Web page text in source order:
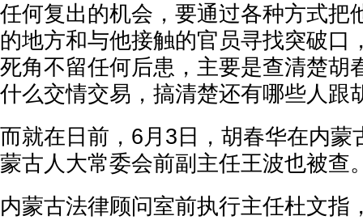
任何复出的机会，要通过各种方式把
的地方和与他接触的官员寻找突破口
死角不留任何后患，主要是查清楚胡
什么交情交易，搞清楚还有哪些人跟
而就在日前，6月3日，胡春华在内蒙
蒙古人大常委会前副主任王波也被查
内蒙古法律顾问室前执行主任杜文指